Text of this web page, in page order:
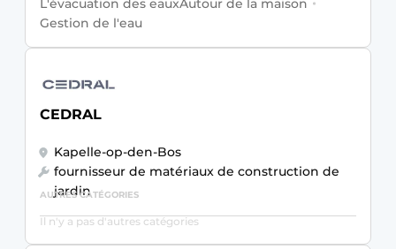
L'évacuation des eauxAutour de la maison
Gestion de l'eau
CEDRAL
Kapelle-op-den-Bos
fournisseur de matériaux de construction de
jardin
AUTRES CATÉGORIES
Il n'y a pas d'autres catégories